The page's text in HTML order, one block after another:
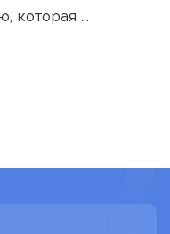
которая ...